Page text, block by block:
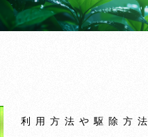
利用方法や駆除方法